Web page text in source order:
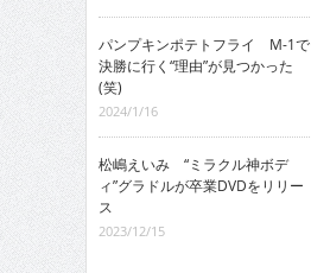
パンプキンポテトフライ M-1で
決勝に行く“理由”が見つかった
(笑)
2024/1/16
松嶋えいみ “ミラクル神ボデ
ィ”グラドルが卒業DVDをリリー
ス
2023/12/15